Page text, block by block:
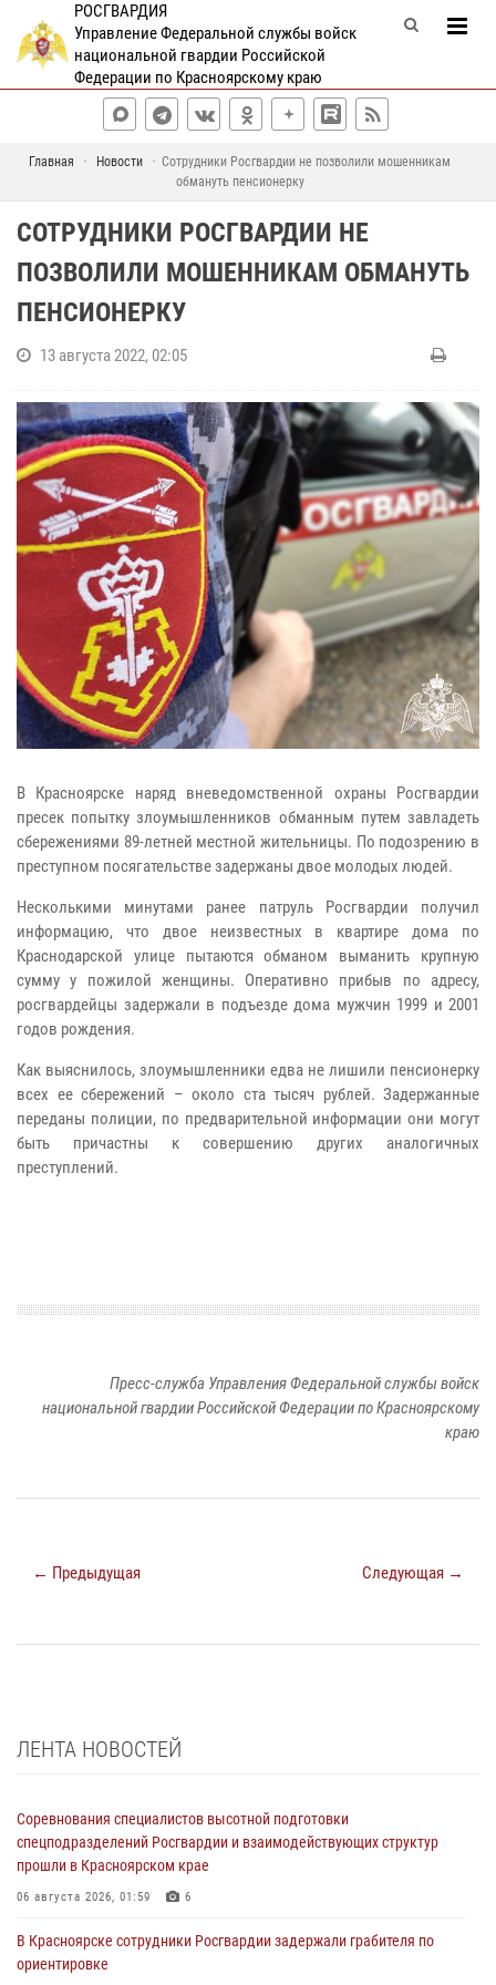
РОСГВАРДИЯ
Управление Федеральной службы войск
национальной гвардии Российской
Федерации по Красноярскому краю
Главная Новости
Сотрудники Росгвардии не позволили мошенникам
обмануть пенсионерку
СОТРУДНИКИ РОСГВАРДИИ НЕ
ПОЗВОЛИЛИ МОШЕННИКАМ ОБМАНУТЬ
ПЕНСИОНЕРКУ
13 августа 2022, 02:05
В Красноярске наряд вневедомственной охраны Росгвардии
пресек попытку злоумышленников обманным путем завладеть
сбережениями 89-летней местной жительницы. По подозрению в
преступном посягательстве задержаны двое молодых людей.
Несколькими минутами ранее патруль Росгвардии получил
информацию, что двое неизвестных в квартире дома по
Краснодарской улице пытаются обманом выманить крупную
сумму у пожилой женщины. Оперативно прибыв по адресу,
росгвардейцы задержали в подъезде дома мужчин 1999 и 2001
годов рождения.
Как выяснилось, злоумышленники едва не лишили пенсионерку
всех ее сбережений – около ста тысяч рублей. Задержанные
переданы полиции, по предварительной информации они могут
быть причастны к совершению других аналогичных
преступлений.
Пресс-служба Управления Федеральной службы войск
национальной гвардии Российской Федерации по Красноярскому
краю
← Предыдущая Следующая →
ЛЕНТА НОВОСТЕЙ
Соревнования специалистов высотной подготовки
спецподразделений Росгвардии и взаимодействующих структур
прошли в Красноярском крае
06 августа 2026, 01:59 6
В Красноярске сотрудники Росгвардии задержали грабителя по
ориентировке